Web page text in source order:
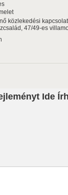
közlekedési
47/49-es
Ide